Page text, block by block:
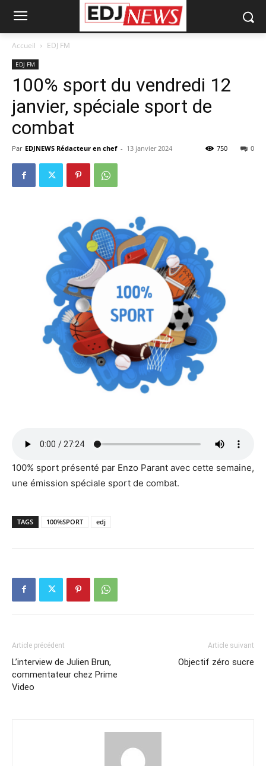
Accueil EDJ FM
EDJ FM
100% sport du vendredi 12
janvier, spéciale sport de
combat
Par EDJNEWS Rédacteur en chef - 13 janvier 2024 0
750
100% sport présenté par Enzo Parant avec cette semaine,
une émission spéciale sport de combat.
TAGS 100%SPORT edj
Article précédent
L’interview de Julien Brun,
commentateur chez Prime
Video
Article suivant
Objectif zéro sucre